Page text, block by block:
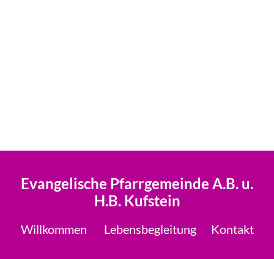
Evangelische Pfarrgemeinde A.B. u.
H.B. Kufstein
Willkommen Lebensbegleitung Kontakt